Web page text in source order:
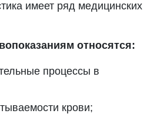
имеет ряд медицинских
относятся:
процессы в
крови;